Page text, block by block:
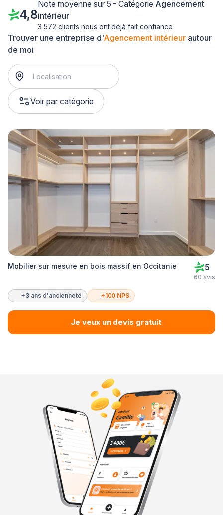
Trouver une entreprise d'Agencement intérieur autour
de moi
Voir par catégorie
4,8
Note moyenne sur 5 - Catégorie Agencement
intérieur
3 572 clients nous ont déjà fait confiance
Mobilier sur mesure en bois massif en Occitanie 5
60 avis
+3 ans d'ancienneté +100 NPS
Je veux un devis gratuit